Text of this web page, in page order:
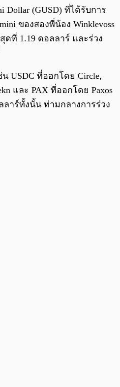
(GUSD) ที่ได้รับการ
ของสองพี่น้อง Winklevoss
ที่ 1.19 ดอลลาร์ และร่วง
น USDC ที่ออกโดย Circle,
และ PAX ที่ออกโดย Paxos
าร์ทั้งนั้น ท่ามกลางการร่วง